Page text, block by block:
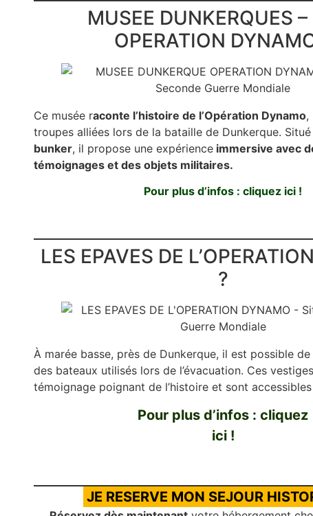
MUSEE DUNKERQUES
OPERATION
Ce musée raconte l’histoire de l’Opération Dynamo,
troupes alliées lors de la bataille de Dunkerque.
bunker, il propose une expérience immersive avec
témoignages et des objets militaires.
Pour plus d’infos : cliquez ici !
LES EPAVES DE
?
À marée basse, près de Dunkerque, il est possible
des bateaux utilisés lors de l’évacuation. Ces
témoignage poignant de l’histoire et sont
Pour plus d’infos : cliquez
ici !
JE RESERVE MON SEJOUR